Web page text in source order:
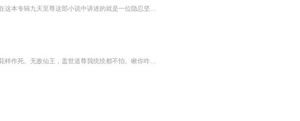
大家好，我是大树姥姥，喜欢孩子，给孩子讲些励志的故事。在这本专辑九天至尊这部小说中讲述的就是一位隐忍坚强的少年受尽屈辱，从底属蝼蚁受挫逆天改命最后成为九天唯一至尊希望孩子们读后受益匪浅。
【内容简介】一念不死，你将神魂不灭！于是韩非开始了各种花样作死。无敌仙王，盖世道尊我统统都不怕。瞅你咋地了？我还惹你呢！抢仙女，偷神药，炸福地，杀圣子！你们不服就来弄死我啊！弄不死我？嘿嘿嘿嘿嘿嘿，你完蛋了！ 【制作简介】 作者：秋水 播音：天亮...